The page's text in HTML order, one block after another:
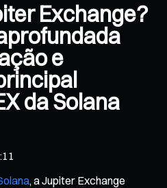
Exchange?
e
da Solana
, a Jupiter Exchange